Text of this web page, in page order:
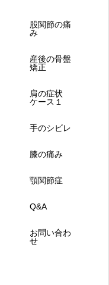
股関節の痛
み
産後の骨盤
矯正
肩の症状
ケース１
手のシビレ
膝の痛み
顎関節症
Q&A
お問い合わ
せ